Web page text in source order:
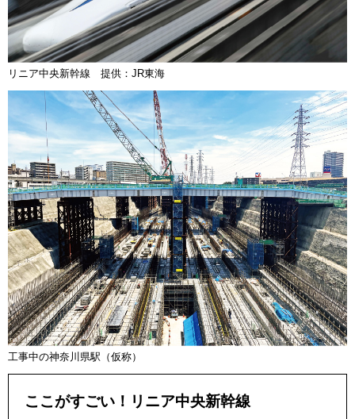
リニア中央新幹線 提供：JR東海
工事中の神奈川県駅（仮称）
ここがすごい！リニア中央新幹線